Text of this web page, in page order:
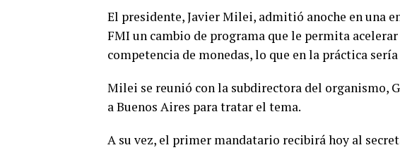
El presidente, Javier Milei, admitió anoche en una
FMI un cambio de programa que le permita
competencia de monedas, lo que en la práctica
Milei se reunió con la subdirectora del organismo,
a Buenos Aires para tratar el tema.
A su vez, el primer mandatario recibirá hoy al